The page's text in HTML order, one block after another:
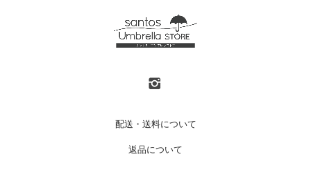
配送・送料について
返品について